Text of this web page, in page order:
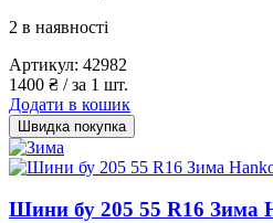
2 в наявності
Артикул: 42982
1400 ₴ / за 1 шт.
Додати в кошик
Швидка покупка
Шини бу 205 55 R16 Зима